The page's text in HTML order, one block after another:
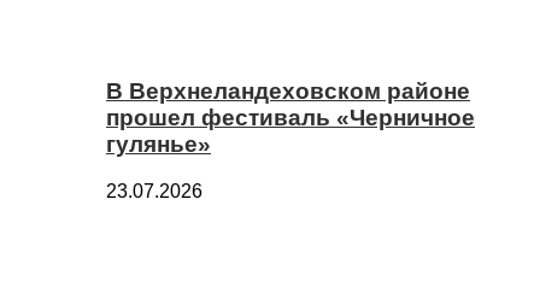
В Верхнеландеховском районе
прошел фестиваль «Черничное
гулянье»
23.07.2026